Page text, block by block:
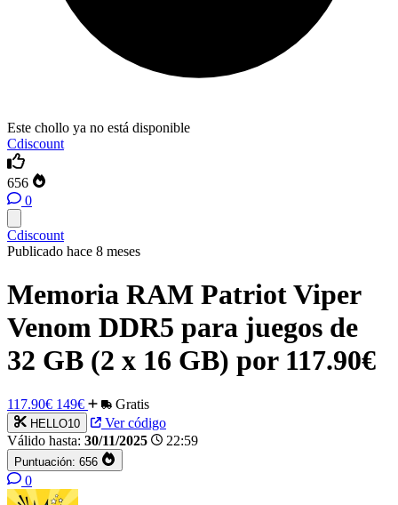
Este chollo ya no está disponible
Cdiscount
656
0
Cdiscount
Publicado hace 8 meses
Memoria RAM Patriot Viper
Venom DDR5 para juegos de
32 GB (2 x 16 GB) por 117.90€
117.90€ 149€ Gratis
HELLO10
Ver código
Válido hasta: 30/11/2025 22:59
Puntuación: 656
0